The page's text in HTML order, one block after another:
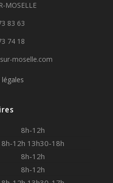
MOSELLE
83 63
74 18
moselle.com
8h-12h
8h-12h 13h30-18h
8h-12h
8h-12h